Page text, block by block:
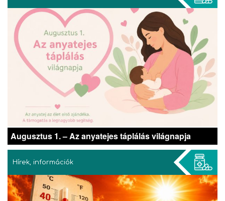
Augusztus 1. – Az anyatejes táplálás világnapja
Hírek, információk